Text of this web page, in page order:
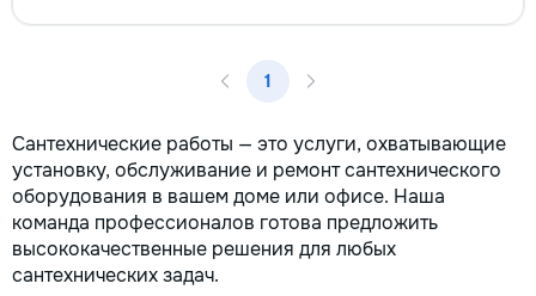
la fiecare detaliu. Contactați-ne
deviz fără obligații: 069 376 542
+373 603 31 178 Viber | WhatsApp
consultații și programări. Deviz
gratuit Consultanță profesională
Soluții pentru orice buget
Reparații executate la timp și cu
responsabilitate. Transformăm
ideile în locuințe confortabile,
moderne și funcționale! Calitatea
1
Сантехнические работы — это услуги, охватывающие
установку, обслуживание и ремонт сантехнического
оборудования в вашем доме или офисе. Наша
команда профессионалов готова предложить
высококачественные решения для любых
сантехнических задач.